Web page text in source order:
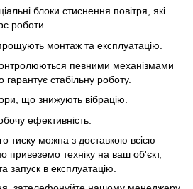
блоки стиснення повітря, які
роботи.
монтаж та експлуатацію.
певними механізмами
стабільну роботу.
що знижують вібрацію.
ефективність.
тиску можна з доставкою всією
привеземо техніку на ваш об'єкт,
запуск в експлуатацію.